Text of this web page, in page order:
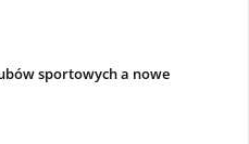
sportowych a nowe